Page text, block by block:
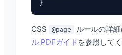
CSS @page ルールの詳細
ル PDFガイド を参照してく